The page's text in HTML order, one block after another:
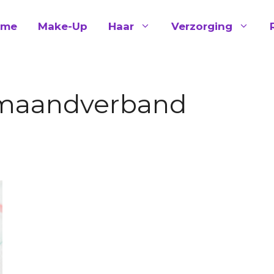
Make-Up Haar Verzorging